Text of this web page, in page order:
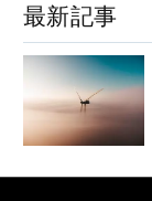
最新記事